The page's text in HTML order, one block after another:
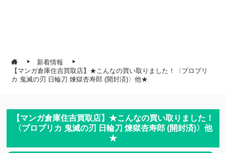
新着情報
【マンガ倉庫住吉買取店】★こんなの買い取りました！〈プロプリ
カ 鬼滅の刃 日輪刀 煉獄杏寿郎 (開封済)〉他★
【マンガ倉庫住吉買取店】★こんなの買い取りました！
〈プロプリカ 鬼滅の刃 日輪刀 煉獄杏寿郎 (開封済)〉他
★